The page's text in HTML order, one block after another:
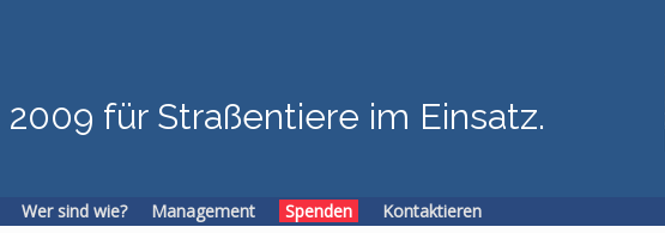
2009 für Straßentiere im Einsatz.
Wer sind wie? Management Spenden Kontaktieren